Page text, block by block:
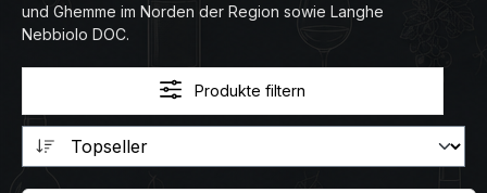
und Ghemme im Norden der Region sowie Langhe
Nebbiolo DOC.
Produkte filtern